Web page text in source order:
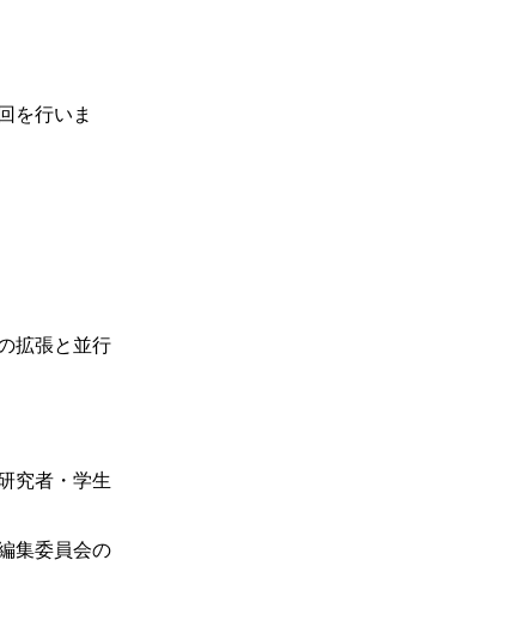
を行いま
拡張と並行
究者・学生
集委員会の